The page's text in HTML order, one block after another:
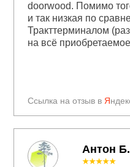
Антон Б.
Ссылка на отзыв в Я
doorwood. Помимо
и так низкая по
Тракттерминалом
на всё
★★★★★